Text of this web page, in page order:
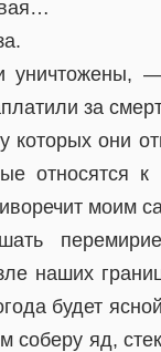
за
которых они
моим
наших
будет
соберу яд,